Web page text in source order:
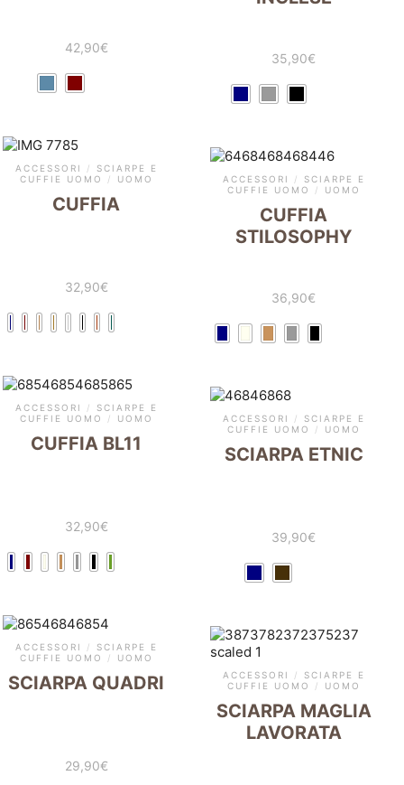
42,90€
35,90€
ACCESSORI /
SCIARPE E
CUFFIE UOMO
/ UOMO
CUFFIA
32,90€
ACCESSORI /
SCIARPE E
CUFFIE UOMO
/ UOMO
CUFFIA
STILOSOPHY
36,90€
ACCESSORI /
SCIARPE E
CUFFIE UOMO
/ UOMO
CUFFIA BL11
32,90€
ACCESSORI /
SCIARPE E
CUFFIE UOMO
/ UOMO
SCIARPA ETNIC
39,90€
ACCESSORI /
SCIARPE E
CUFFIE UOMO
/ UOMO
SCIARPA QUADRI
29,90€
ACCESSORI /
SCIARPE E
CUFFIE UOMO
/ UOMO
SCIARPA MAGLIA
LAVORATA